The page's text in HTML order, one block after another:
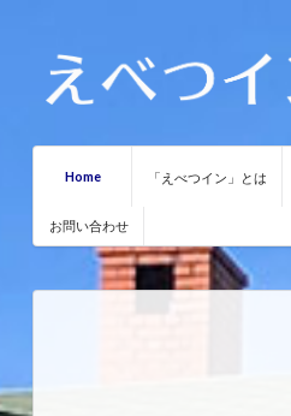
Home 「えべつイン」とは
お問い合わせ